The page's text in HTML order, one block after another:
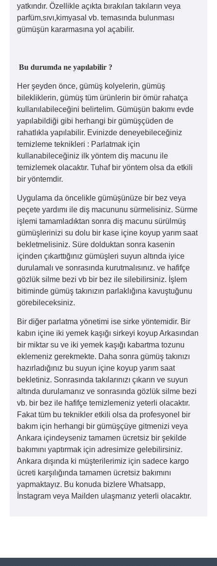
yatkındır. Özellikle açıkta bırakılan takıların veya
parfüm,sıvı,kimyasal vb. temasında bulunması
gümüşün kararmasına yol açabilir.
Bu durumda ne yapılabilir ?
Her şeyden önce, gümüş kolyelerin, gümüş
bilekliklerin, gümüş tüm ürünlerin bir ömür rahatça
kullanılabileceğini belirtelim. Gümüşün bakımı evde
yapılabildiği gibi herhangi bir gümüşçüden de
rahatlıkla yapılabilir. Evinizde deneyebileceğiniz
temizleme teknikleri : Parlatmak için
kullanabileceğiniz ilk yöntem diş macunu ile
temizlemek olacaktır. Tuhaf bir yöntem olsa da etkili
bir yöntemdir.
Uygulama da öncelikle gümüşünüze bir bez veya
peçete yardımı ile diş macununu sürmelisiniz. Sürme
işlemi tamamladıktan sonra diş macunu sürülmüş
gümüşlerinizi su dolu bir kase içine koyup yarım saat
bekletmelisiniz. Süre dolduktan sonra kasenin
içinden çıkarttığınız gümüşleri suyun altında iyice
durulamalı ve sonrasında kurutmalısınız. ve hafifçe
gözlük silme bezi vb bir bez ile silebilirsiniz. İşlem
bitiminde gümüş takınızın parlaklığına kavuştuğunu
görebileceksiniz.
Bir diğer parlatma yönetimi ise sirke yöntemidir. Bir
kabın içine iki yemek kaşığı sirkeyi koyup Arkasından
bir miktar su ve iki yemek kaşığı kabartma tozunu
eklemeniz gerekmekte. Daha sonra gümüş takınızı
hazırladığınız bu suyun içine koyup yarım saat
bekletiniz. Sonrasında takılarınızı çıkarın ve suyun
altında durulamanız ve sonrasında gözlük silme bezi
vb. bir bez ile hafifçe temizlemeniz yeterli olacaktır.
Fakat tüm bu teknikler etkili olsa da profesyonel bir
bakım için herhangi bir gümüşçüye gitmenizi veya
Ankara içindeyseniz tamamen ücretsiz bir şekilde
bakımını yaptırmak için adresimize gelebilirsiniz.
Ankara dışında ki müşterilerimiz için sadece kargo
ücreti karşılığında tamamen ücretsiz bakımını
yapmaktayız. Bu konuda bizlere Whatsapp,
İnstagram veya Mailden ulaşmanız yeterli olacaktır.